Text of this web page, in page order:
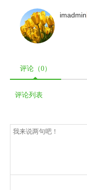
imadmin
评论（0）
评论列表